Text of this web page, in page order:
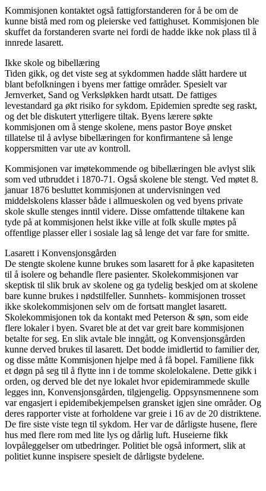
Kommisjonen kontaktet også fattigforstanderen for å be om de
kunne bistå med rom og pleierske ved fattighuset. Kommisjonen ble
skuffet da forstanderen svarte nei fordi de hadde ikke nok plass til å
innrede lasarett.
Ikke skole og bibellæring
Tiden gikk, og det viste seg at sykdommen hadde slått hardere ut
blant befolkningen i byens mer fattige områder. Spesielt var
Jernverket, Sand og Verksløkken hardt utsatt. De fattiges
levestandard ga økt risiko for sykdom. Epidemien spredte seg raskt,
og det ble diskutert ytterligere tiltak. Byens lærere søkte
kommisjonen om å stenge skolene, mens pastor Boye ønsket
tillatelse til å avlyse bibellæringen for konfirmantene så lenge
koppersmitten var ute av kontroll.
Kommisjonen var imøtekommende og bibellæringen ble avlyst slik
som ved utbruddet i 1870-71. Også skolene ble stengt. Ved møtet 8.
januar 1876 besluttet kommisjonen at undervisningen ved
middelskolens klasser både i allmueskolen og ved byens private
skole skulle stenges inntil videre. Disse omfattende tiltakene kan
tyde på at kommisjonen helst ikke ville at folk skulle møtes på
offentlige plasser eller i sosiale lag så lenge det var fare for smitte.
Lasarett i Konvensjonsgården
De stengte skolene kunne brukes som lasarett for å øke kapasiteten
til å isolere og behandle flere pasienter. Skolekommisjonen var
skeptisk til slik bruk av skolene og ga tydelig beskjed om at skolene
bare kunne brukes i nødstilfeller. Sunnhets- kommisjonen trosset
ikke skolekommisjonen selv om de fortsatt manglet lasarett.
Skolekommisjonen tok da kontakt med Peterson & søn, som eide
flere lokaler i byen. Svaret ble at det var greit bare kommisjonen
betalte for seg. En slik avtale ble inngått, og Konvensjonsgården
kunne derved brukes til lasarett. Det bodde imidlertid to familier der,
og disse måtte Kommisjonen hjelpe med å få bopel. Familiene fikk
et døgn på seg til å flytte inn i de tomme skolelokalene. Dette gikk i
orden, og derved ble det nye lokalet hvor epidemirammede skulle
legges inn, Konvensjonsgården, tilgjengelig. Oppsynsmennene som
var engasjert i epidemibekjempelsen gransket igjen sine områder. Og
deres rapporter viste at forholdene var greie i 16 av de 20 distriktene.
De fire siste viste tegn til sykdom. Her var de dårligste husene, flere
hus med flere rom med lite lys og dårlig luft. Huseierne fikk
lovpåleggelser om utbedringer. Politiet ble også informert, slik at
politiet kunne inspisere spesielt de dårligste bydelene.